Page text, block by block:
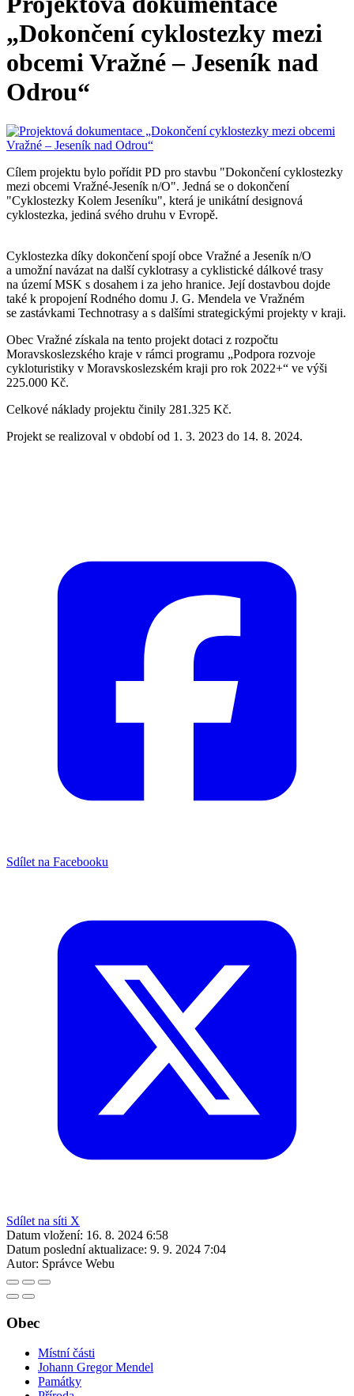
„Dokončení cyklostezky mezi
obcemi Vražné – Jeseník nad
Odrou“
Cílem projektu bylo pořídit PD pro stavbu "Dokončení cyklostezky
mezi obcemi Vražné-Jeseník n/O". Jedná se o dokončení
"Cyklostezky Kolem Jeseníku", která je unikátní designová
cyklostezka, jediná svého druhu v Evropě.
Cyklostezka díky dokončení spojí obce Vražné a Jeseník n/O
a umožní navázat na další cyklotrasy a cyklistické dálkové trasy
na území MSK s dosahem i za jeho hranice. Její dostavbou dojde
také k propojení Rodného domu J. G. Mendela ve Vražném
se zastávkami Technotrasy a s dalšími strategickými projekty v kraji.
Obec Vražné získala na tento projekt dotaci z rozpočtu
Moravskoslezského kraje v rámci programu „Podpora rozvoje
cykloturistiky v Moravskoslezském kraji pro rok 2022+“ ve výši
225.000 Kč.
Celkové náklady projektu činily 281.325 Kč.
Projekt se realizoval v období od 1. 3. 2023 do 14. 8. 2024.
Sdílet na Facebooku
Sdílet na síti X
Datum vložení: 16. 8. 2024 6:58
Datum poslední aktualizace: 9. 9. 2024 7:04
Autor: Správce Webu
Obec
Místní části
Johann Gregor Mendel
Památky